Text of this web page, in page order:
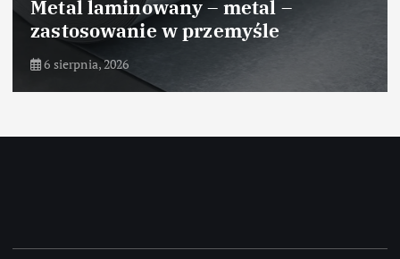
Metal laminowany – metal –
zastosowanie w przemyśle
6 sierpnia, 2026